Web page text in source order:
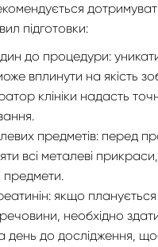
підготовки:
до процедури:
вплинути на якість
клініки надасть
предметів: перед
всі металеві
предмети.
якщо
необхідно
день до дослідження,